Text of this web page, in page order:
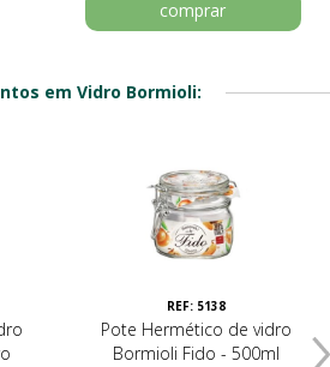
comprar
em Vidro Bormioli:
REF: 5138
Pote Hermético de vidro
Bormioli Fido - 500ml